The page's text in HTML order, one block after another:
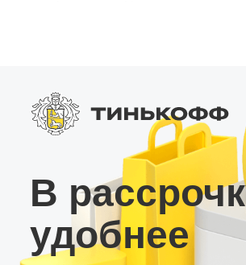
Купите андроид магнитолу серии
современное устройство с
надежность и функциональность
современных автомобилей!
В
удобнее